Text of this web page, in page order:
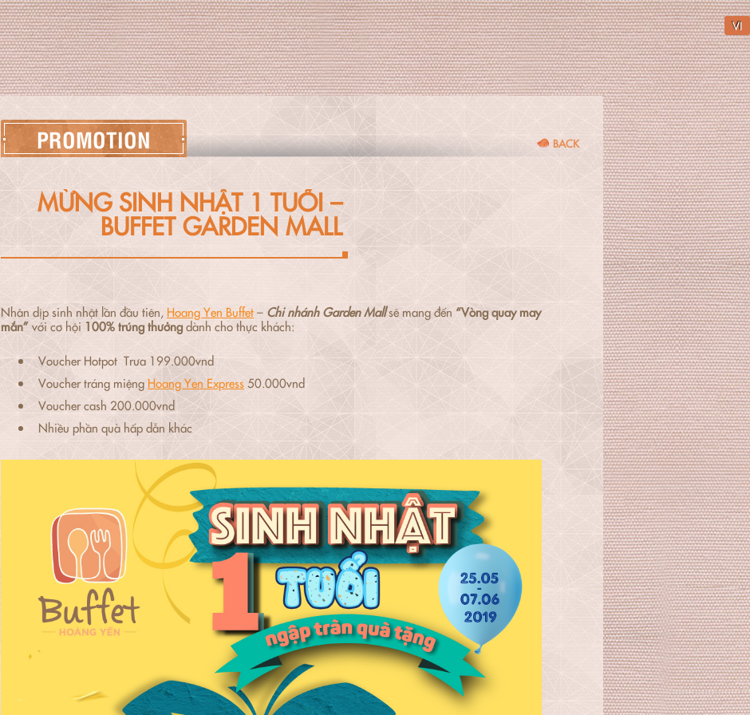
VI
PROMOTION BACK
MỪNG SINH NHẬT 1 TUỔI –
BUFFET GARDEN MALL
Nhân dịp sinh nhật lần đầu tiên, Hoang Yen Buffet– Chi nhánh Garden Mallsẽ mang đến “Vòng quay may
mắn”với cơ hội 100% trúng thưởngdành cho thực khách:
Voucher Hotpot Trưa 199.000vnd
Voucher tráng miệng Hoang Yen Express50.000vnd
Voucher cash 200.000vnd
Nhiều phần quà hấp dẫn khác